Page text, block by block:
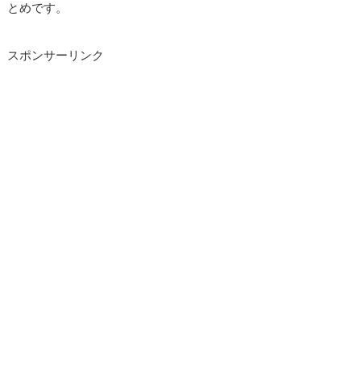
とめです。
スポンサーリンク